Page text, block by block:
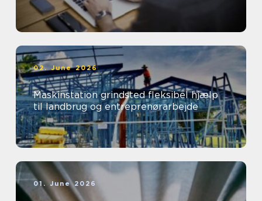
02. June 2026
Maskinstation grindsted fleksibel hjælp
til landbrug og entreprenørarbejde
01. June 2026